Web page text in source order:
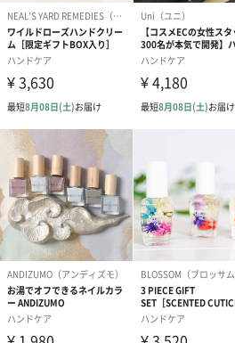
指先にまでこだわりを
いつも仕事を頑張っている大切な方へ、
日々いろいろなことを頑張っている大
労わりたい。
そんな思いやりを届けてみませんか？
男性女性問わずお使いいただけて、こ
の商品です。
商品詳細情報